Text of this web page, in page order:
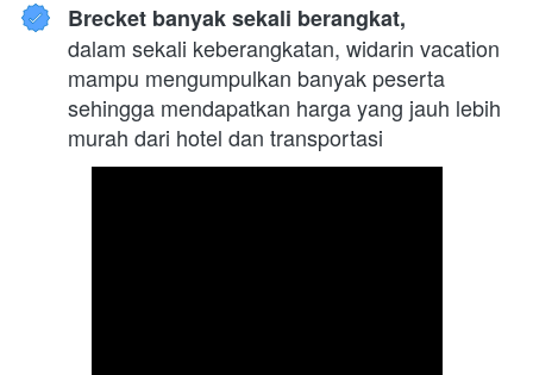
Brecket banyak sekali berangkat,
dalam sekali keberangkatan, widarin vacation
mampu mengumpulkan banyak peserta
sehingga mendapatkan harga yang jauh lebih
murah dari hotel dan transportasi